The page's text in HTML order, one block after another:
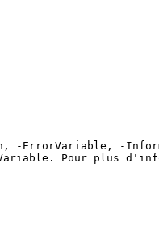
-ErrorVariable, -
Pour plus